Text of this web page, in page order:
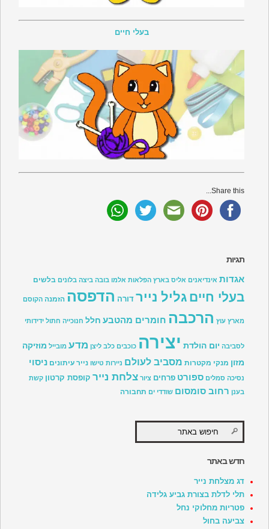
בעלי חיים
Share this...
תגיות
אגדות אינדיאנים אליס בארץ הפלאות אלמו בובה ביצה בלונים בלשים
בעלי חיים גליל נייר דורה הדפסה הזמנה הקוסם
מארץ עוץ הרכבה חומרים מהטבע חלל חנוכייה חתול ידידותי
לסביבה יום הולדת יצירה כוכבים כלב ליצן מדע מובייל מוזיקה
מזון מנקי מקטרות מסביב לעולם ניירות טישו נייר עיתונים ניסוי
נסיכה סמלים ספורט פרחים ציור צלחת נייר קופסת קרטון קשת
בענן רחוב סומסום שודדי ים תחבורה
חדש באתר
דג מצלחת נייר
תלי לדלת בצורת גביע גלידה
פטריות מחלוקי נחל
צביעה בחול